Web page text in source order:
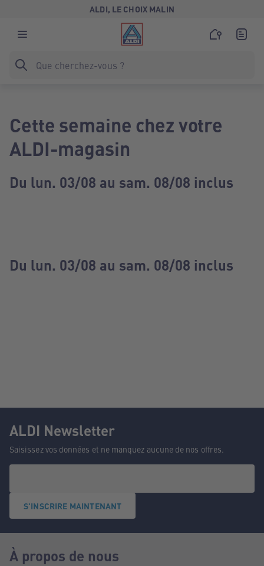
ALDI, LE CHOIX MALIN
Cette semaine chez votre
ALDI-magasin
Du lun. 03/08 au sam. 08/08 inclus
Du lun. 03/08 au sam. 08/08 inclus
ALDI Newsletter
Saisissez vos données et ne manquez aucune de nos offres.
S'INSCRIRE MAINTENANT
À propos de nous